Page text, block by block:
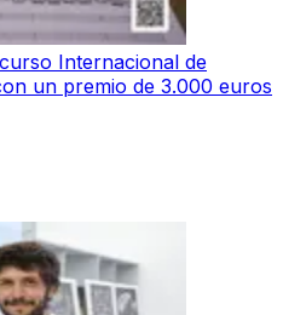
Internacional de
un premio de 3.000 euros